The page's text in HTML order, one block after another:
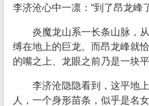
李济沧心中一凛：“到了昂龙峰
炎魔龙山系一长条山脉，
缚在地上的巨龙。而昂龙峰就
的嘴之上、龙眼之前乃是一块平
李济沧隐隐看到，这平地
人，一个身形苗条，似乎是名